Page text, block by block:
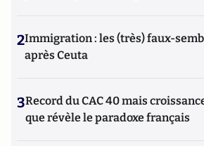
2Immigration : les (très) faux-
après Ceuta
3Record du CAC 40 mais
que révèle le paradoxe français